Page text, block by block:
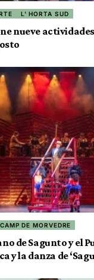
L' HORTA SUD
nueve
DE MORVEDRE
de Sagunto y el
y la danza de